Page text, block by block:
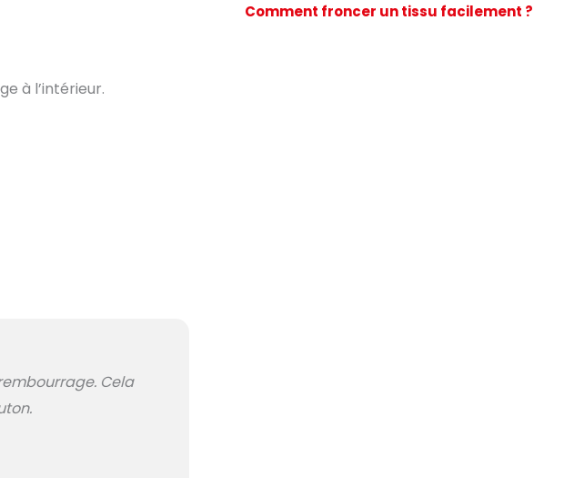
à l’intérieur.
Cela
Comment froncer un tissu facilement ?